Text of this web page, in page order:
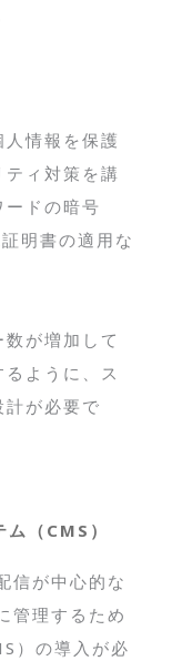
人情報を保護
ィ対策を講
ードの暗号
明書の適用な
数が増加して
ように、ス
が必要で
（CMS）
信が中心的な
管理するため
）の導入が必